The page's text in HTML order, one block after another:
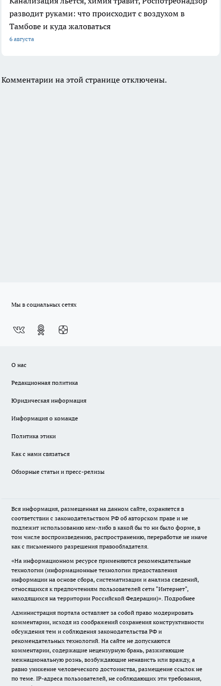
разводит руками: что происходит с воздухом в
Тамбове и куда жаловаться
6 августа
Комментарии на этой странице отключены.
Мы в социальных сетях
О нас
Редакционная политика
Юридическая информация
Информация о команде
Политика этики
Как с нами связаться
Обзорные статьи и пресс-релизы
Вся информация, размещенная на данном сайте, охраняется в
соответствии с законодательством РФ об авторском праве и не
подлежит использованию кем-либо в какой бы то ни было форме, в
том числе воспроизведению, распространению, переработке не иначе
как с письменного разрешения правообладателя.
«На информационном ресурсе применяются рекомендательные
технологии (информационные технологии предоставления
информации на основе сбора, систематизации и анализа сведений,
относящихся к предпочтениям пользователей сети "Интернет",
находящихся на территории Российской Федерации)». Подробнее
Администрация портала оставляет за собой право модерировать
комментарии, исходя из соображений сохранения конструктивности
обсуждения тем и соблюдения законодательства РФ и
рекомендательных технологий. На сайте не допускаются
комментарии, содержащие нецензурную брань, разжигающие
межнациональную рознь, возбуждающие ненависть или вражду, а
равно унижение человеческого достоинства, размещение ссылок не
по теме. IP-адреса пользователей, не соблюдающих эти требования,